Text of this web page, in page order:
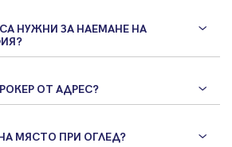
НУЖНИ ЗА НАЕМАНЕ НА
ОТ АДРЕС?
МЯСТО ПРИ ОГЛЕД?